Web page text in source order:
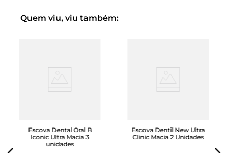
Quem viu, viu também:
Escova Dental Oral B
Iconic Ultra Macia 3
unidades
Escova Dentil New Ultra
Clinic Macia 2 Unidades